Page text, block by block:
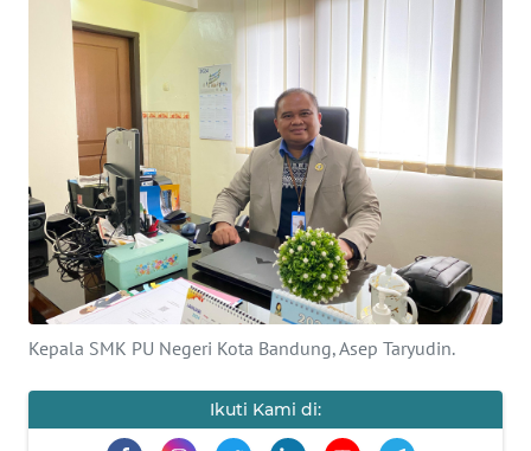
Kepala SMK PU Negeri Kota Bandung, Asep Taryudin.
Ikuti Kami di:
PRIANGAN
TIMUR
SUKABUMI
PURWAKARTA
Informasi
INDEKS
BERITA
KONTAK